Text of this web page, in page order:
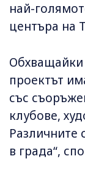
най-
центъра на
Обхващайки
проектът
със
клубове,
Различните
в града“,